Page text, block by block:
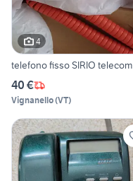
4
telefono fisso SIRIO telecom
40 €
Vignanello(VT)